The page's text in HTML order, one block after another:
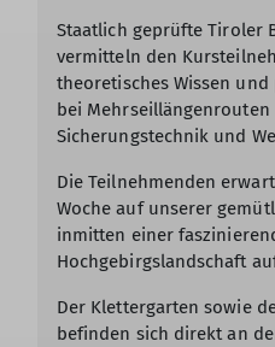
Staatlich geprüfte Tiroler
vermitteln den
theoretisches Wissen
bei Mehrseillängenrouten
Sicherungstechnik und
Die Teilnehmenden
Woche auf unserer
inmitten einer
Hochgebirgslandschaft
Der Klettergarten sowie
befinden sich direkt an